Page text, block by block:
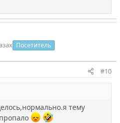
Посетитель
#10
тему